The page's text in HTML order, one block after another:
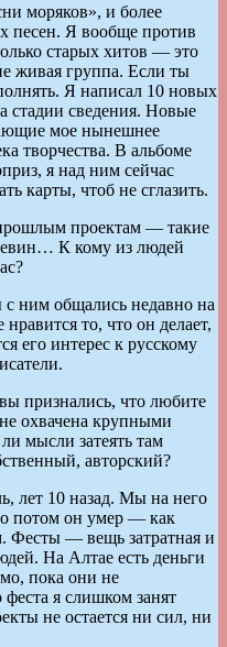
моряков», и более
песен. Я вообще против
старых хитов — это
живая группа. Если ты
Я написал 10 новых
стадии сведения. Новые
мое нынешнее
творчества. В альбоме
я над ним сейчас
карты, чтоб не сглазить.
проектам — такие
К кому из людей
ним общались недавно на
то, что он делает,
его интерес к русскому
признались, что любите
охвачена крупными
мысли затеять там
авторский?
лет 10 назад. Мы на него
потом он умер — как
Фесты — вещь затратная и
На Алтае есть деньги
пока они не
феста я слишком занят
не остается ни сил, ни